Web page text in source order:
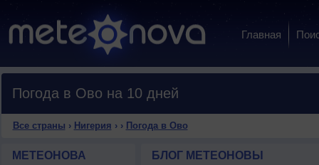
Главная
Погода в Ово на 10 дней
Все страны › Нигерия › › Погода в Ово
МЕТЕОНОВА БЛОГ МЕТЕОНОВЫ